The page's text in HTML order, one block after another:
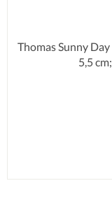
Durchschnittliche
Thomas Sunny
5,5